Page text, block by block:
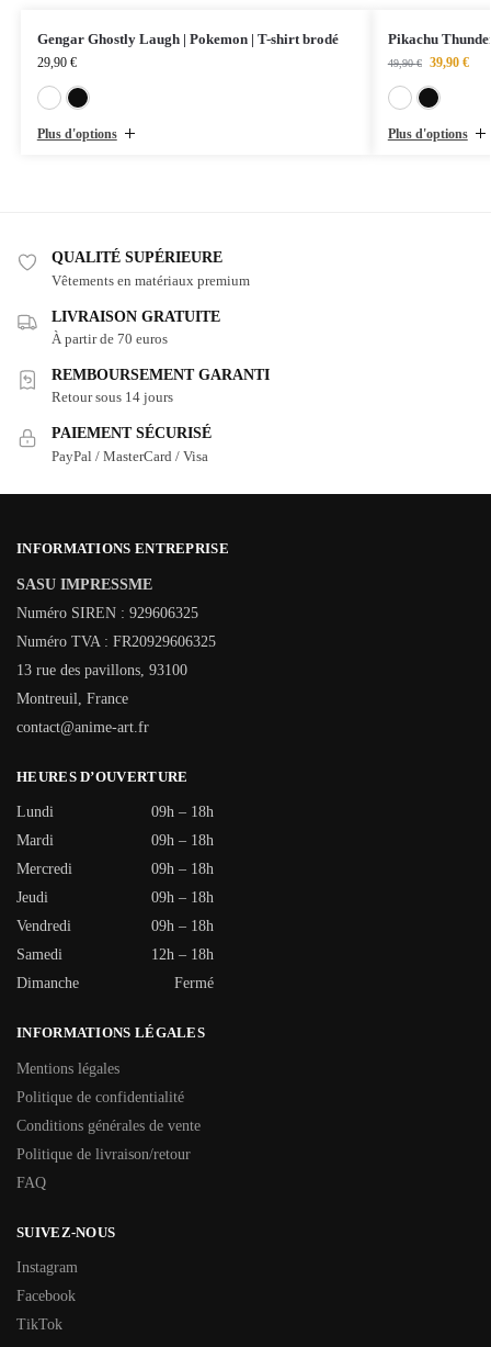
Gengar Ghostly Laugh | Pokemon | T-shirt brodé
29,90 €
Plus d'options
Pikachu
49,90€ 39,90 €
Plus d'options
QUALITÉ SUPÉRIEURE
Vêtements en matériaux premium
LIVRAISON GRATUITE
À partir de 70 euros
REMBOURSEMENT GARANTI
Retour sous 14 jours
PAIEMENT SÉCURISÉ
PayPal / MasterCard / Visa
INFORMATIONS ENTREPRISE
SASU IMPRESSME
Numéro SIREN : 929606325
Numéro TVA : FR20929606325
13 rue des pavillons, 93100
Montreuil, France
contact@anime-art.fr
HEURES D’OUVERTURE
Lundi
09h – 18h
Mardi
09h – 18h
Mercredi
09h – 18h
Jeudi
09h – 18h
Vendredi
09h – 18h
Samedi
12h – 18h
Dimanche
Fermé
INFORMATIONS LÉGALES
Mentions légales
Politique de confidentialité
Conditions générales de vente
Politique de livraison/retour
FAQ
SUIVEZ-NOUS
Instagram
Facebook
TikTok